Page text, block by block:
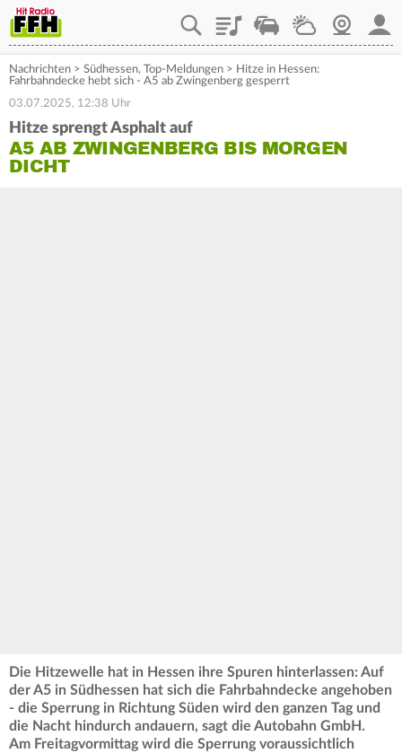
PlaylistStaupilotWetterWebcam
Nachrichten > Südhessen, Top-Meldungen > Hitze in Hessen:
Fahrbahndecke hebt sich - A5 ab Zwingenberg gesperrt
03.07.2025, 12:38 Uhr
Hitze sprengt Asphalt auf
A5 AB ZWINGENBERG BIS MORGEN
DICHT
Die Hitzewelle hat in Hessen ihre Spuren hinterlassen: Auf
der A5 in Südhessen hat sich die Fahrbahndecke angehoben
- die Sperrung in Richtung Süden wird den ganzen Tag und
die Nacht hindurch andauern, sagt die Autobahn GmbH.
Am Freitagvormittag wird die Sperrung voraussichtlich